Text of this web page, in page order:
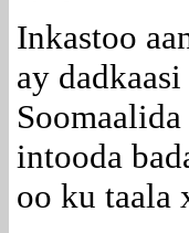
Inkastoo
ay
intooda
oo ku taala